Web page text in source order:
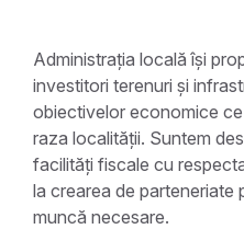
Administrația locală își
investitori terenuri și
obiectivelor economice
raza localității. Suntem
facilități fiscale cu
la crearea de parteneriate
muncă necesare.